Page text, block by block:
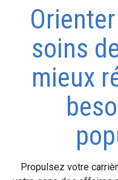
soins
mieux
Propulsez votre